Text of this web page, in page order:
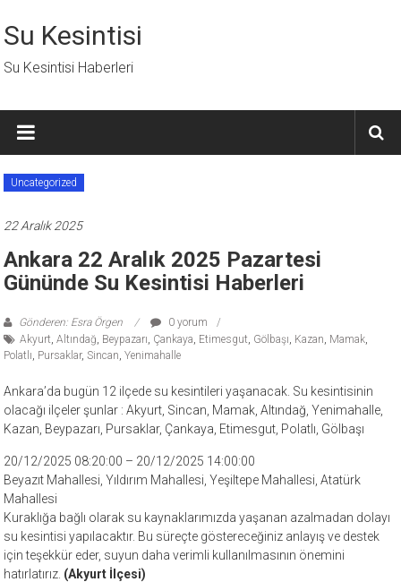
geç
Su Kesintisi
Su Kesintisi Haberleri
Uncategorized
22 Aralık 2025
Ankara 22 Aralık 2025 Pazartesi
Gününde Su Kesintisi Haberleri
Gönderen: Esra Örgen
0 yorum
Akyurt,Altındağ, Beypazarı, Çankaya, Etimesgut, Gölbaşı, Kazan, Mamak,
Polatlı, Pursaklar,Sincan,Yenimahalle
Ankara’da bugün 12 ilçede su kesintileri yaşanacak. Su kesintisinin
olacağı ilçeler şunlar : Akyurt, Sincan, Mamak, Altındağ, Yenimahalle,
Kazan, Beypazarı, Pursaklar, Çankaya, Etimesgut, Polatlı, Gölbaşı
20/12/2025 08:20:00 – 20/12/2025 14:00:00
Beyazıt Mahallesi, Yıldırım Mahallesi, Yeşiltepe Mahallesi, Atatürk
Mahallesi
Kuraklığa bağlı olarak su kaynaklarımızda yaşanan azalmadan dolayı
su kesintisi yapılacaktır. Bu süreçte göstereceğiniz anlayış ve destek
için teşekkür eder, suyun daha verimli kullanılmasının önemini
hatırlatırız. (Akyurt İlçesi)